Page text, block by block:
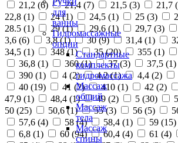
для
ванны
Гидромассажные
опции
Стандартные
комплекты
гидромассажа
Массаж
общий
Массаж
тела
Массаж
спины
21,2 (6) 21,4 (7) 21,5 (3) 21,7 (
22,8 (1) 24 (1) 24,5 (1) 25 (3)
28.5 (1) 29 (1) 29,6 (1) 29,7 (3)
3,6 (6) 3,8 (1) 30 (9) 31,4 (1)
34,5 (1) 348 (1) 35 (20) 355 (1)
36,8 (1) 360 (1) 37 (3) 37,5 (1)
390 (1) 4 (2) 4,2 (1) 4,4 (2)
40 (19) 41 (2) 410 (1) 42 (2)
47,9 (1) 48,4 (1) 49 (2) 5 (30)
50 (25) 50,6 (1) 55 (3) 56 (5)
57,6 (4) 58 (4) 58,4 (1) 59 (15)
6,8 (1) 60 (94) 60,4 (4) 61 (4)